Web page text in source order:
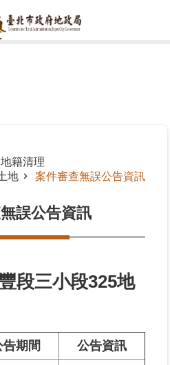
地籍清理
地
案件審查無誤公告資訊
誤公告資訊
段三小段325地
告期間 公告資訊